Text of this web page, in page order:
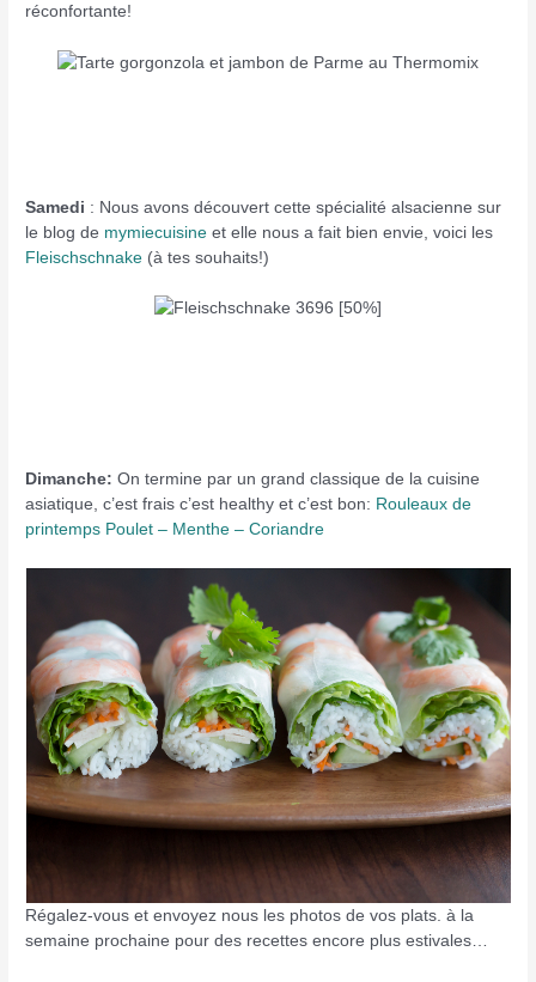
réconfortante!
Samedi : Nous avons découvert cette spécialité alsacienne sur
le blog de mymiecuisine et elle nous a fait bien envie, voici les
Fleischschnake (à tes souhaits!)
Dimanche: On termine par un grand classique de la cuisine
asiatique, c’est frais c’est healthy et c’est bon: Rouleaux de
printemps Poulet – Menthe – Coriandre
Régalez-vous et envoyez nous les photos de vos plats. à la
semaine prochaine pour des recettes encore plus estivales…